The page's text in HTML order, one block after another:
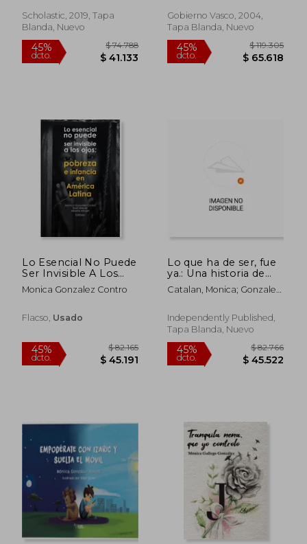
45% $ 70.589
$ 38.824
Scholastic, 2019, Tapa
Blanda, Nuevo
45%
dcto.
$ 74.788
$ 41.133
Ruptura con una
Relacion de Maltrato
Gobierno Vasco, 2004,
Tapa Blanda, Nuevo
45%
dcto.
Lo Esencial No Puede
Ser Invisible A Los
Ojos: Pobreza E
Infancia En America
Monica Gonzalez Contro
Flacso, Usado
Lo que ha de ser, fue
ya.: Una historia de
amores que dejan
huella
Catalan, Monica; Gonzalez,
Independently Published,
Tapa Blanda, Nuevo